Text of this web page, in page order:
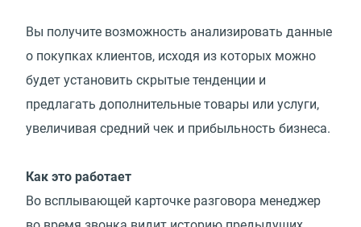
Вы получите возможность анализировать данные
о покупках клиентов, исходя из которых можно
будет установить скрытые тенденции и
предлагать дополнительные товары или услуги,
увеличивая средний чек и прибыльность бизнеса.
Как это работает
Во всплывающей карточке разговора менеджер